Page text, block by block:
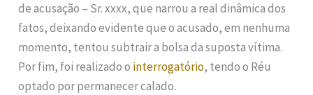
de acusação – Sr. xxxx, que narrou a real dinâmica dos
fatos, deixando evidente que o acusado, em nenhuma
momento, tentou subtrair a bolsa da suposta vítima.
Por fim, foi realizado o interrogatório, tendo o Réu
optado por permanecer calado.